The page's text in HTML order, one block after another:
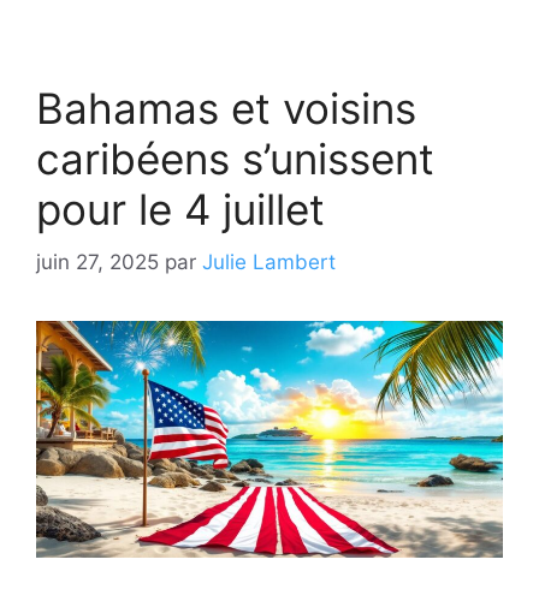
Bahamas et voisins
caribéens s’unissent
pour le 4 juillet
juin 27, 2025 par Julie Lambert